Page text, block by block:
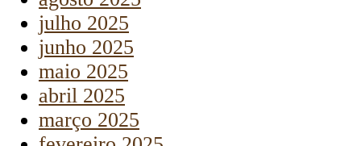
julho 2025
junho 2025
maio 2025
abril 2025
março 2025